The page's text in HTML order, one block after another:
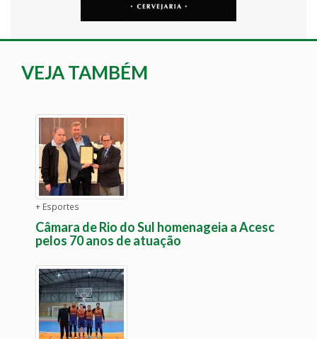
VEJA TAMBÉM
+ Esportes
Câmara de Rio do Sul homenageia a Acesc
pelos 70 anos de atuação